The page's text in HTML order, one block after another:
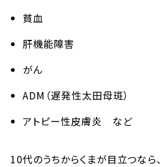
貧血
肝機能障害
がん
ADM（遅発性太田母斑）
アトピー性皮膚炎 など
10代のうちからくまが目立つなら